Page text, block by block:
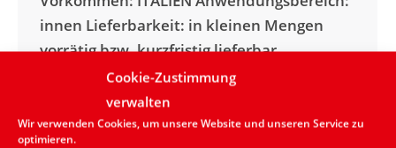
Cookie-Zustimmung
verwalten
Wir verwenden Cookies, um unsere Website und unseren Service zu
optimieren.
innen Lieferbarkeit: in kleinen Mengen
vorrätig bzw. kurzfristig lieferbar
Naturstein: Marmor Farbe: Beige